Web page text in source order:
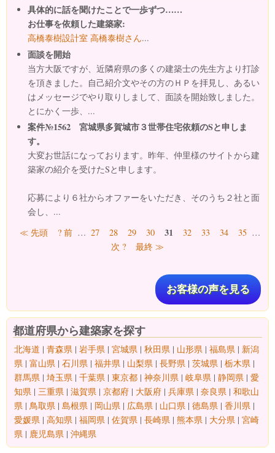
具体的に話を聞けたことで一歩ずつ……
お仕事を依頼した建築家:
高橋泰樹設計室 高橋泰樹さん...
面談を開始
当方大阪ですが、近隣府県の多くの建築士の先生方より打診
を頂きました。自己紹介文やその方のＨＰを拝見し、あるい
はメッセージでやり取りしまして、面談を開始致しました。
とにかく一歩、...
案件№1562 宮城県多賀城市３世帯住宅依頼のSと申しま
す。
大変お世話になっております。昨年、仲里様のサイトから建
築家の紹介を受けたSと申します。
応募により６社からオファーをいただき、そのうち２社と面
会し、...
ページ
≪ 先頭 ? 前 … 27 28 29 30 31 32 33 34 35 …
次 ?
最終 ≫
お客様の声を見る
都道府県から建築家を探す
北海道 | 青森県 | 岩手県 | 宮城県 | 秋田県 | 山形県 | 福島県 | 新潟
県 | 富山県 | 石川県 | 福井県 | 山梨県 | 長野県 | 茨城県 | 栃木県 |
群馬県 | 埼玉県 | 千葉県 | 東京都 | 神奈川県 | 岐阜県 | 静岡県 | 愛
知県 | 三重県 | 滋賀県 | 京都府 | 大阪府 | 兵庫県 | 奈良県 | 和歌山
県 | 鳥取県 | 島根県 | 岡山県 | 広島県 | 山口県 | 徳島県 | 香川県 |
愛媛県 | 高知県 | 福岡県 | 佐賀県 | 長崎県 | 熊本県 | 大分県 | 宮崎
県 | 鹿児島県 | 沖縄県